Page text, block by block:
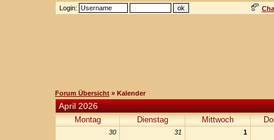
Login:
Forum Übersicht » Kalender
April 2026
Montag Dienstag Mittwoch
30 31 1